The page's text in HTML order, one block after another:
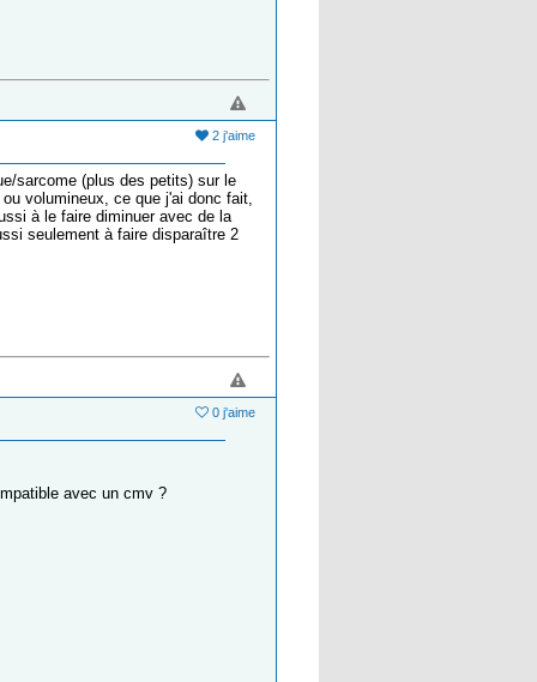
2 j'aime
sarcome (plus des petits) sur le
volumineux, ce que j'ai donc fait,
à le faire diminuer avec de la
seulement à faire disparaître 2
0 j'aime
avec un cmv ?